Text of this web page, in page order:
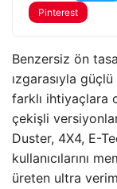
Pinterest
Benzersiz ön
ızgarasıyla
farklı ihtiyaçlara
çekişli
Duster, 4X4, E-
kullanıcılarını
üreten ultra